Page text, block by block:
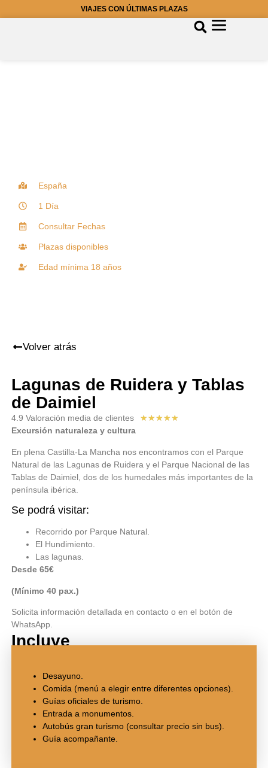
VIAJES CON ÚLTIMAS PLAZAS
España
1 Día
Consultar Fechas
Plazas disponibles
Edad mínima 18 años
Volver atrás
Lagunas de Ruidera y Tablas
de Daimiel
4.9 Valoración media de clientes ★★★★★
Excursión naturaleza y cultura
En plena Castilla-La Mancha nos encontramos con el Parque
Natural de las Lagunas de Ruidera y el Parque Nacional de las
Tablas de Daimiel, dos de los humedales más importantes de la
península ibérica.
Se podrá visitar:
Recorrido por Parque Natural.
El Hundimiento.
Las lagunas.
Desde 65€
(Mínimo 40 pax.)
Solicita información detallada en contacto o en el botón de
WhatsApp.
Incluye
Desayuno.
Comida (menú a elegir entre diferentes opciones).
Guías oficiales de turismo.
Entrada a monumentos.
Autobús gran turismo (consultar precio sin bus).
Guía acompañante.